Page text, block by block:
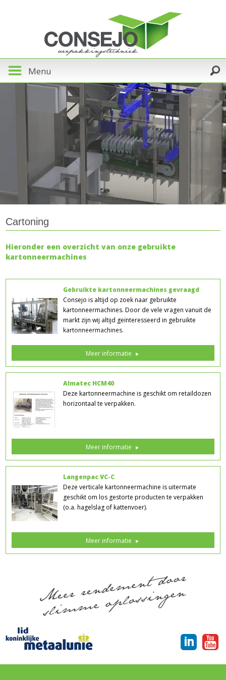
Menu
Cartoning
Hieronder een overzicht van onze gebruikte
kartonneermachines
Gebruikte kartonneermachines gevraagd
Consejo is altijd op zoek naar gebruikte
kartonneermachines. Door de vele vragen vanuit de
markt zijn wij altijd geïnteresseerd in gebruikte
kartonneermachines.
Meer informatie
Almatec HCM40
Deze kartonneermachine is geschikt om retaildozen
horizontaal te verpakken.
Meer informatie
Langenpac VC-C
Deze verticale kartonneermachine is uitermate
geschikt om los gestorte producten te verpakken
(o.a. hagelslag of kattenvoer).
Meer informatie